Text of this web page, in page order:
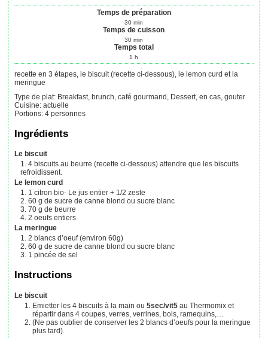
Temps de préparation
30 min
Temps de cuisson
30 min
Temps total
1 h
recette en 3 étapes, le biscuit (recette ci-dessous), le lemon curd et la
meringue
Type de plat: Breakfast, brunch, café gourmand, Dessert, en cas, gouter
Cuisine: actuelle
Portions:4 personnes
Ingrédients
Le biscuit
4 biscuits au beurre (recette ci-dessous) attendre que les biscuits
refroidissent.
Le lemon curd
1 citron bio- Le jus entier + 1/2 zeste
60 g de sucre de canne blond ou sucre blanc
70 g de beurre
2 oeufs entiers
La meringue
2 blancs d’oeuf (environ 60g)
60 g de sucre de canne blond ou sucre blanc
1 pincée de sel
Instructions
Le biscuit
Emietter les 4 biscuits à la main ou5sec/vit5 au Thermomix et
répartir dans 4 coupes, verres, verrines, bols, ramequins,…
(Ne pas oublier de conserver les 2 blancs d’oeufs pour la meringue
plus tard).